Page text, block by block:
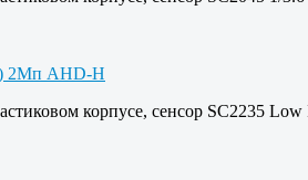
корпусе, сенсор SC2235